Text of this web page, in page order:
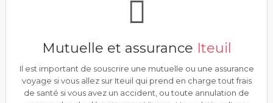
Mutuelle et assurance Iteuil
Il est important de souscrire une mutuelle ou une assurance
voyage si vous allez sur Iteuil qui prend en charge tout frais
de santé si vous avez un accident, ou toute annulation de